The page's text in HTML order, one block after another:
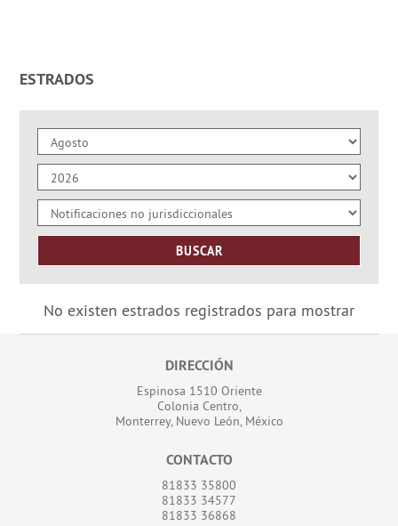
ESTRADOS
No existen estrados registrados para mostrar
DIRECCIÓN
Espinosa 1510 Oriente
Colonia Centro,
Monterrey, Nuevo León, México
CONTACTO
81833 35800
81833 34577
81833 36868